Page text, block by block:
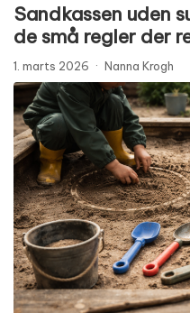
Sandkassen uden
de små regler der
1. marts 2026 · Nanna Krogh